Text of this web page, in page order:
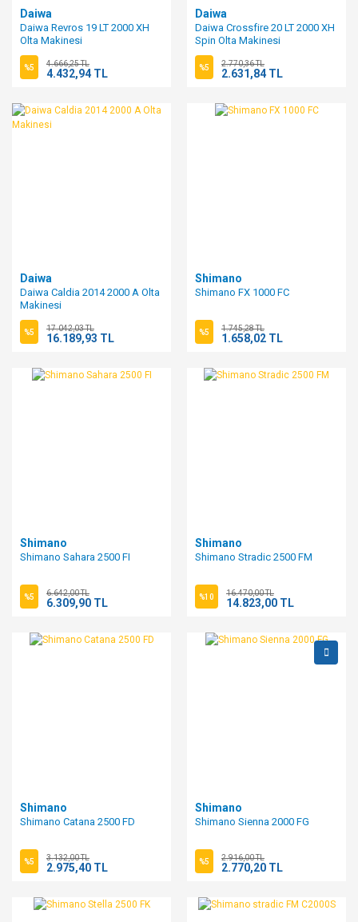
Daiwa
Daiwa Revros 19 LT 2000 XH
Olta Makinesi
%5 4.666,25 TL
4.432,94 TL
Daiwa
Daiwa Crossfire 20 LT 2000 XH
Spin Olta Makinesi
%5 2.770,36 TL
2.631,84 TL
Daiwa
Daiwa Caldia 2014 2000 A Olta
Makinesi
%5 17.042,03 TL
16.189,93 TL
Shimano
Shimano FX 1000 FC
%5 1.745,28 TL
1.658,02 TL
Shimano
Shimano Sahara 2500 FI
%5 6.642,00 TL
6.309,90 TL
Shimano
Shimano Stradic 2500 FM
%10 16.470,00 TL
14.823,00 TL
Shimano
Shimano Catana 2500 FD
%5 3.132,00 TL
2.975,40 TL
Shimano
Shimano Sienna 2000 FG
%5 2.916,00 TL
2.770,20 TL